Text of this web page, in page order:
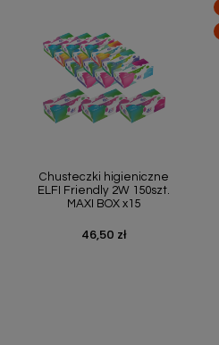
Chusteczki higieniczne
ELFI Friendly 2W 150szt.
MAXI BOX x15
Cena
46,50 zł